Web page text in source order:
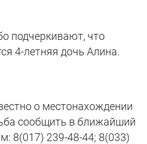
подчеркивают, что
4-летняя дочь Алина.
о местонахождении
сообщить в ближайший
8(017) 239-48-44; 8(033)